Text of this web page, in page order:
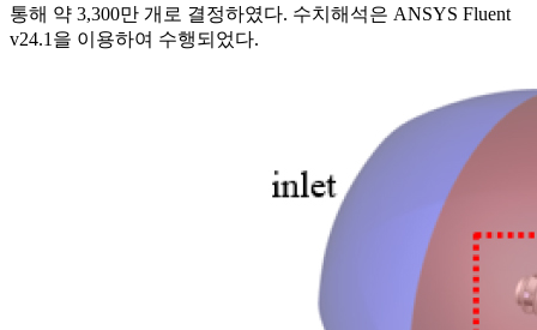
통해 약 3,300만 개로 결정하였다. 수치해석은 ANSYS Fluent
v24.1을 이용하여 수행되었다.